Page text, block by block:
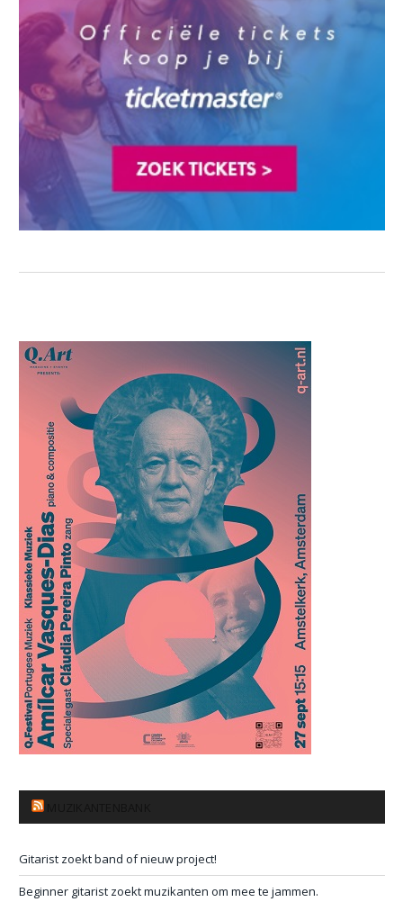
Gitarist zoekt band of nieuw project!
Beginner gitarist zoekt muzikanten om mee te jammen.